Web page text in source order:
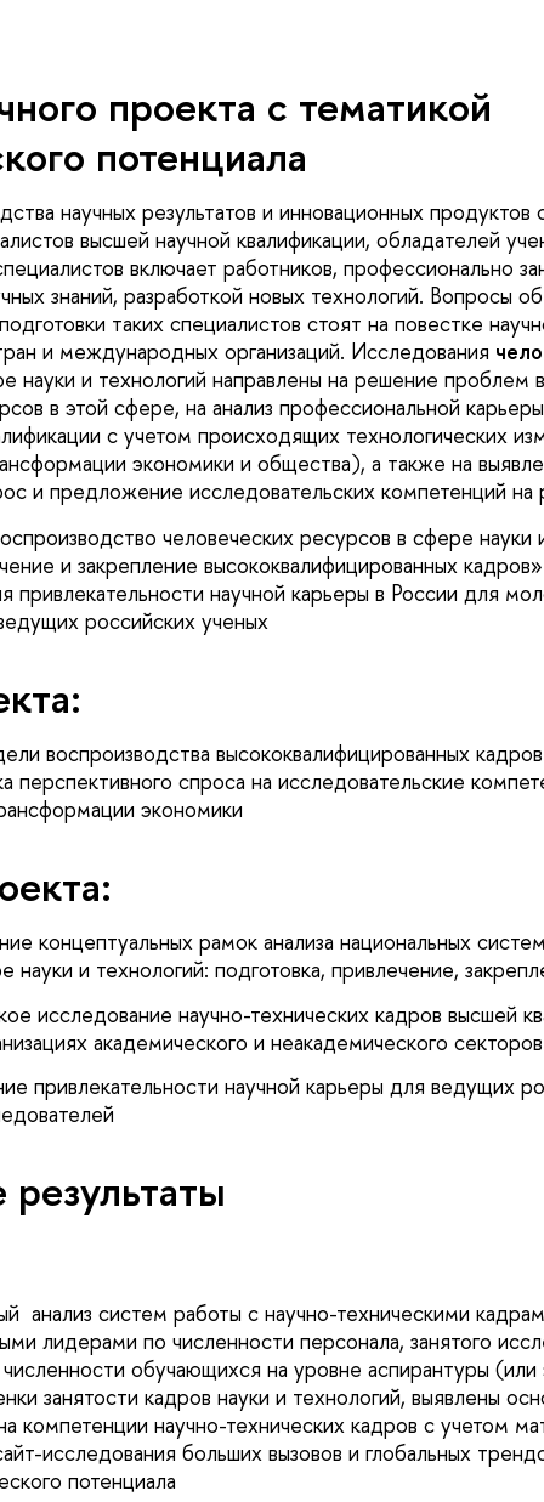
проекта с тематикой
потенциала
научных результатов и инновационных продуктов
высшей научной квалификации, обладателей
включает работников, профессионально
знаний, разработкой новых технологий. Вопросы
таких специалистов стоят на повестке
и международных организаций. Исследования
науки и технологий направлены на решение проблем
в этой сфере, на анализ профессиональной
с учетом происходящих технологических
экономики и общества), а также на
и предложение исследовательских компетенций на
человеческих ресурсов в сфере науки
и закрепление высококвалифицированных
привлекательности научной карьеры в России для
российских ученых
воспроизводства высококвалифицированных
перспективного спроса на исследовательские
экономики
концептуальных рамок анализа национальных
науки и технологий: подготовка, привлечение,
исследование научно-технических кадров высшей
академического и неакадемического
привлекательности научной карьеры для ведущих
анализ систем работы с научно-техническими
лидерами по численности персонала, занятого
обучающихся на уровне аспирантуры (или
занятости кадров науки и технологий, выявлены
компетенции научно-технических кадров с учетом
исследования больших вызовов и глобальных
потенциала